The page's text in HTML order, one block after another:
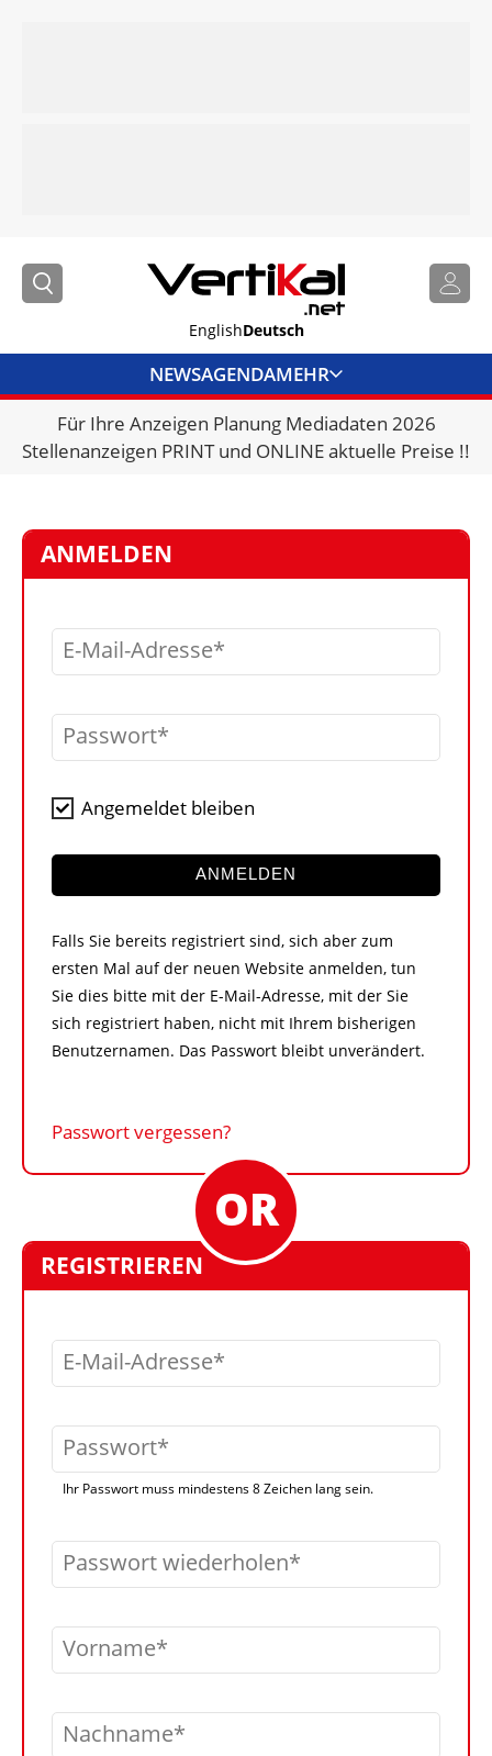
EnglishDeutsch
NEWSAGENDAMEHR
BRANCHENLINKS
VERMIETER
VIDEOS
BIBLIOTHEK
KRAN & BÜHNE
KONTAKT
Für Ihre Anzeigen Planung Mediadaten 2026
Stellenanzeigen PRINT und ONLINE aktuelle Preise !!
ANMELDEN
E-Mail-Adresse
Passwort
Angemeldet bleiben
ANMELDEN
Falls Sie bereits registriert sind, sich aber zum
ersten Mal auf der neuen Website anmelden, tun
Sie dies bitte mit der E-Mail-Adresse, mit der Sie
sich registriert haben, nicht mit Ihrem bisherigen
Benutzernamen. Das Passwort bleibt unverändert.
Passwort vergessen?
REGISTRIEREN
E-Mail-Adresse
Passwort
Ihr Passwort muss mindestens 8 Zeichen lang sein.
Passwort wiederholen
Vorname
Nachname